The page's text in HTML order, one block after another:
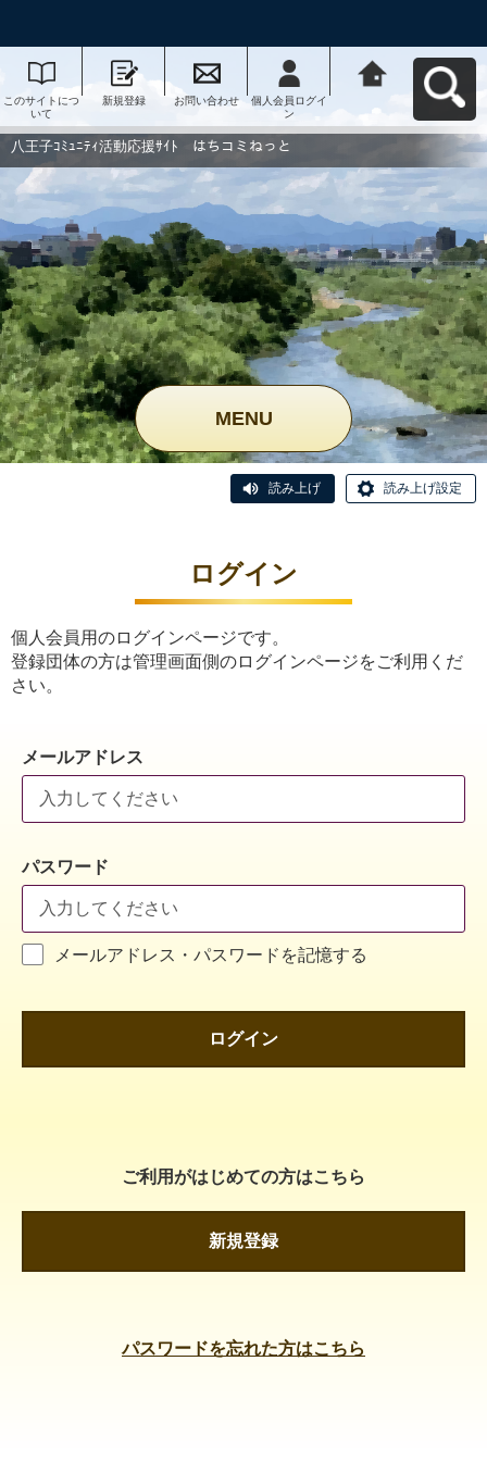
このサイトにつ
いて
新規登録 お問い合わせ
個人会員ログイ
ン
動応援ｻｲﾄ はち
コミねっとへ戻
八王子ｺﾐｭﾆﾃｨ活動応援ｻｲﾄ はちコミねっと
MENU
読み上げ 読み上げ設定
ログイン
個人会員用のログインページです。
登録団体の方は管理画面側のログインページをご利用くだ
さい。
メールアドレス
パスワード
メールアドレス・パスワードを記憶する
ログイン
ご利用がはじめての方はこちら
新規登録
パスワードを忘れた方はこちら